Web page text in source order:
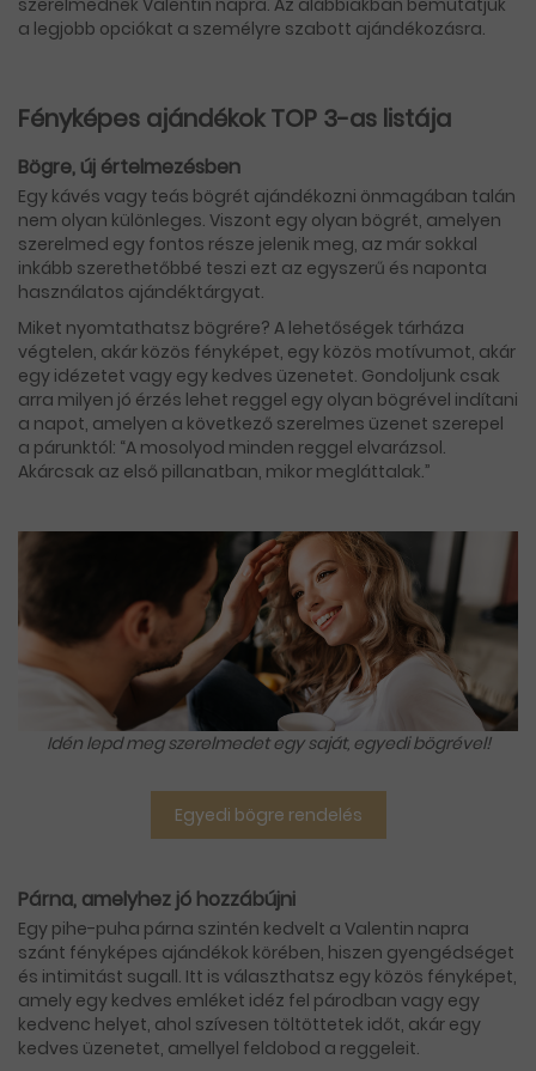
szerelmednek Valentin napra. Az alábbiakban bemutatjuk
a legjobb opciókat a személyre szabott ajándékozásra.
Fényképes ajándékok TOP 3-as listája
Bögre, új értelmezésben
Egy kávés vagy teás bögrét ajándékozni önmagában talán
nem olyan különleges. Viszont egy olyan bögrét, amelyen
szerelmed egy fontos része jelenik meg, az már sokkal
inkább szerethetőbbé teszi ezt az egyszerű és naponta
használatos ajándéktárgyat.
Miket nyomtathatsz bögrére? A lehetőségek tárháza
végtelen, akár közös fényképet, egy közös motívumot, akár
egy idézetet vagy egy kedves üzenetet. Gondoljunk csak
arra milyen jó érzés lehet reggel egy olyan bögrével indítani
a napot, amelyen a következő szerelmes üzenet szerepel
a párunktól: “A mosolyod minden reggel elvarázsol.
Akárcsak az első pillanatban, mikor megláttalak.”
Idén lepd meg szerelmedet egy saját, egyedi bögrével!
Egyedi bögre rendelés
Párna, amelyhez jó hozzábújni
Egy pihe-puha párna szintén kedvelt a Valentin napra
szánt fényképes ajándékok körében, hiszen gyengédséget
és intimitást sugall. Itt is választhatsz egy közös fényképet,
amely egy kedves emléket idéz fel párodban vagy egy
kedvenc helyet, ahol szívesen töltöttetek időt, akár egy
kedves üzenetet, amellyel feldobod a reggeleit.